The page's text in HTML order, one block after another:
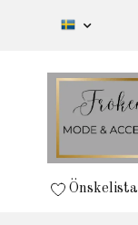
Önskelista